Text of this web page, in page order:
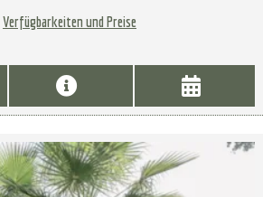
Verfügbarkeiten und Preise